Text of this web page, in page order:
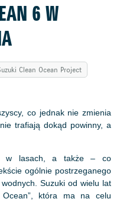
6 W
Clean Ocean Project
co jednak nie zmienia
trafiają dokąd powinny, a
w lasach, a także – co
ogólnie postrzeganego
Suzuki od wielu lat
która ma na celu